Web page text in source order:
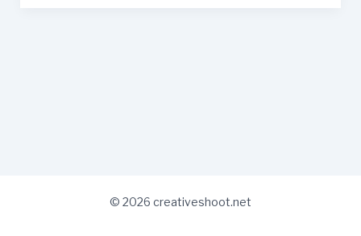
© 2026 creativeshoot.net